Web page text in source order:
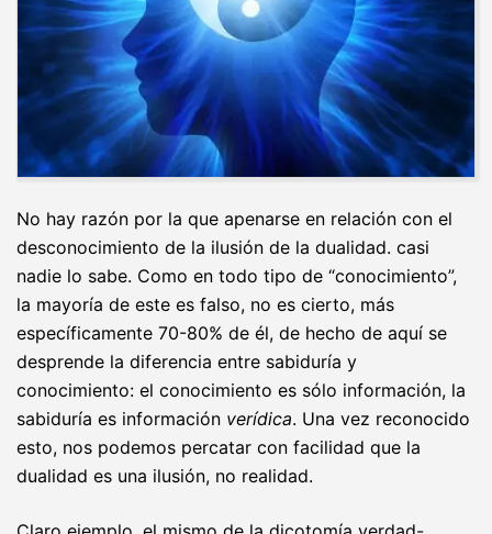
No hay razón por la que apenarse en relación con el
desconocimiento de la ilusión de la dualidad. casi
nadie lo sabe. Como en todo tipo de “conocimiento”,
la mayoría de este es falso, no es cierto, más
específicamente 70-80% de él, de hecho de aquí se
desprende la diferencia entre sabiduría y
conocimiento: el conocimiento es sólo información, la
sabiduría es información verídica. Una vez reconocido
esto, nos podemos percatar con facilidad que la
dualidad es una ilusión, no realidad.